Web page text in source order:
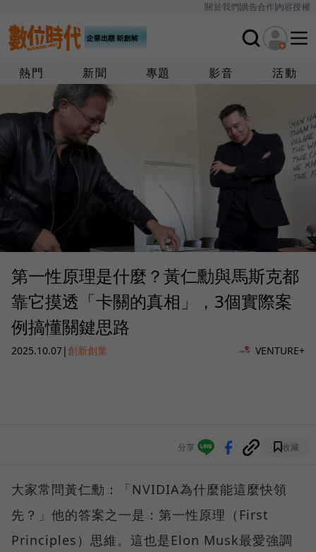
關於我們廣告合作內容授權
熱門 新聞 專題 影音 活動
第一性原理是什麼？黃仁勳與馬斯克都
靠它摸透「卡關的真相」，3個實際案
例搞懂關鍵思路
2025.10.07|創新創業 VENTURE+
分享 收藏
大家常問黃仁勳：「NVIDIA為什麼能這麼快領
先？」他的答案之一是：第一性原理（First
Principles）思維。這也是Elon Musk最愛強調